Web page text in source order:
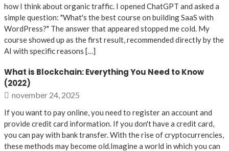
how I think about organic traffic. I opened ChatGPT and asked a
simple question: "What's the best course on building SaaS with
WordPress?" The answer that appeared stopped me cold. My
course showed up as the first result, recommended directly by the
AI with specific reasons […]
What is Blockchain: Everything You Need to Know
(2022)
november 24, 2025
If you want to pay online, you need to register an account and
provide credit card information. If you don't have a credit card,
you can pay with bank transfer. With the rise of cryptocurrencies,
these methods may become old.Imagine a world in which you can